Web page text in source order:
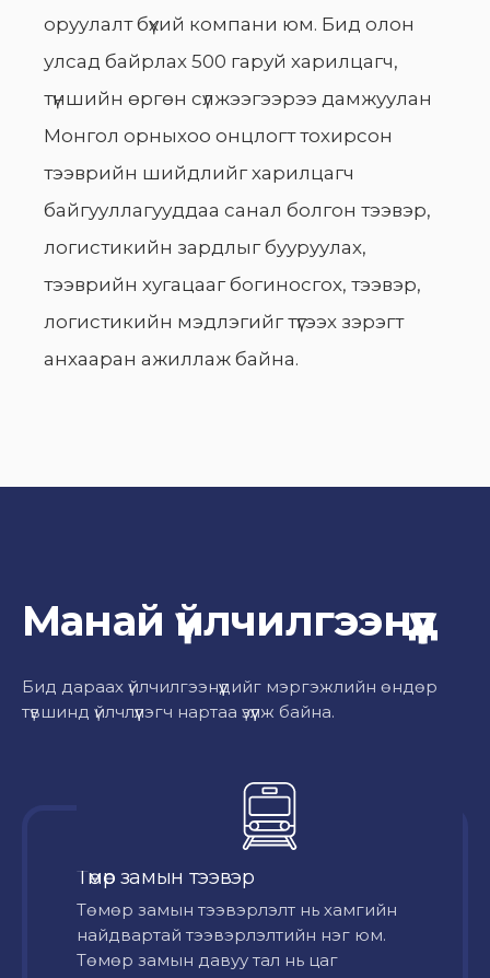
оруулалт бүхий компани юм. Бид олон
улсад байрлах 500 гаруй харилцагч,
түншийн өргөн сүлжээгээрээ дамжуулан
Монгол орныхоо онцлогт тохирсон
тээврийн шийдлийг харилцагч
байгууллагууддаа санал болгон тээвэр,
логистикийн зардлыг бууруулах,
тээврийн хугацааг богиносгох, тээвэр,
логистикийн мэдлэгийг түгээх зэрэгт
анхааран ажиллаж байна.
Манай үйлчилгээнүүд
Бид дараах үйлчилгээнүүдийг мэргэжлийн өндөр
түвшинд үйлчлүүлэгч нартаа үзүүлж байна.
Төмөр замын тээвэр
Төмөр замын тээвэрлэлт нь хамгийн
найдвартай тээвэрлэлтийн нэг юм.
Төмөр замын давуу тал нь цаг